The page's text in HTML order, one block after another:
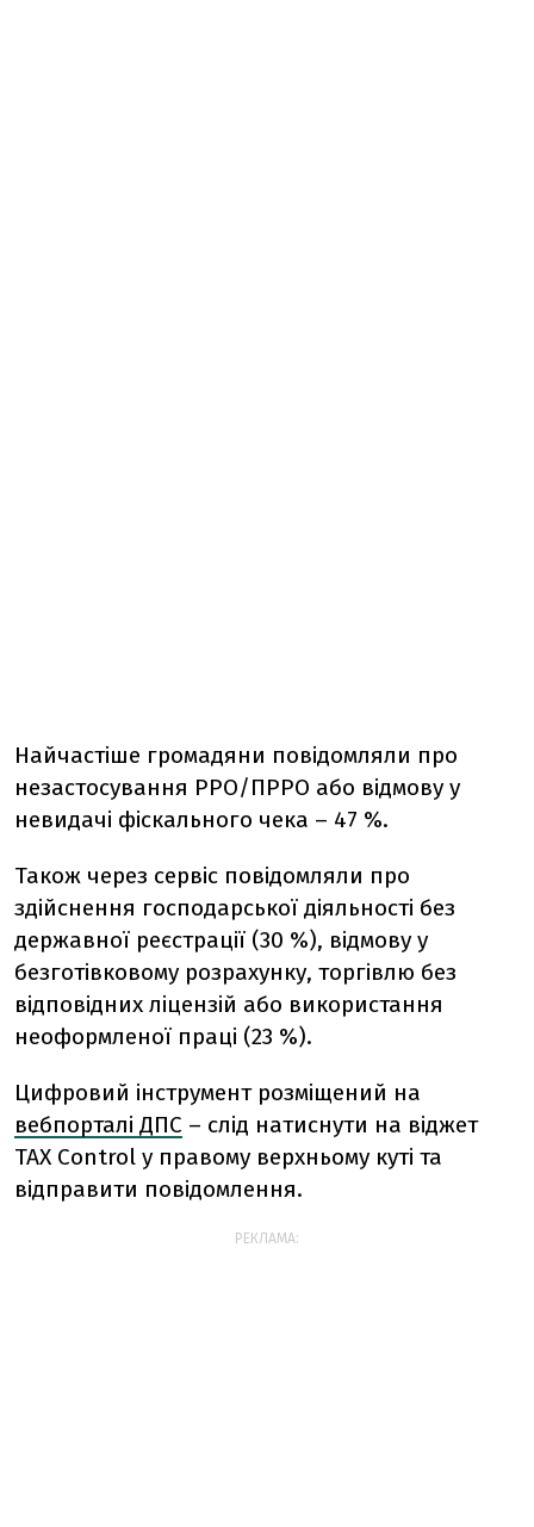
Найчастіше громадяни повідомляли про
незастосування РРО/ПРРО або відмову у
невидачі фіскального чека – 47 %.
Також через сервіс повідомляли про
здійснення господарської діяльності без
державної реєстрації (30 %), відмову у
безготівковому розрахунку, торгівлю без
відповідних ліцензій або використання
неоформленої праці (23 %).
Цифровий інструмент розміщений на
вебпорталі ДПС – слід натиснути на віджет
TAX Control у правому верхньому куті та
відправити повідомлення.
РЕКЛАМА: